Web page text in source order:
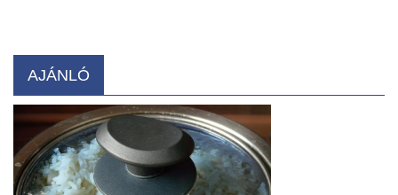
AJÁNLÓ